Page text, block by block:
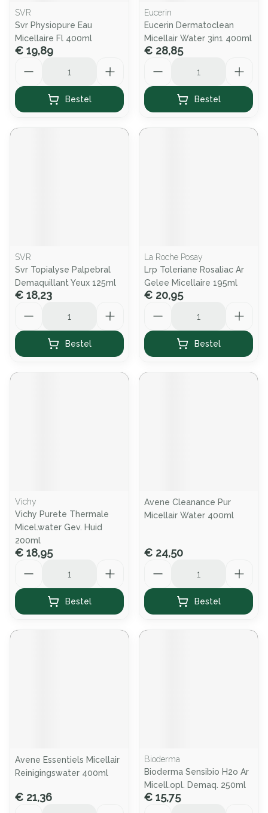
SVR
Svr Physiopure Eau
Micellaire Fl 400ml
€ 19,89
Bestel
Eucerin
Eucerin Dermatoclean
Micellair Water 3in1 400ml
€ 28,85
Bestel
SVR
Svr Topialyse Palpebral
Demaquillant Yeux 125ml
€ 18,23
Bestel
La Roche Posay
Lrp Toleriane Rosaliac Ar
Gelee Micellaire 195ml
€ 20,95
Bestel
Vichy
Vichy Purete Thermale
Micel.water Gev. Huid
200ml
€ 18,95
Bestel
Avene Cleanance Pur
Micellair Water 400ml
€ 24,50
Bestel
Avene Essentiels Micellair
Reinigingswater 400ml
€ 21,36
Bioderma
Bioderma Sensibio H2o Ar
Micell.opl. Demaq. 250ml
€ 15,75